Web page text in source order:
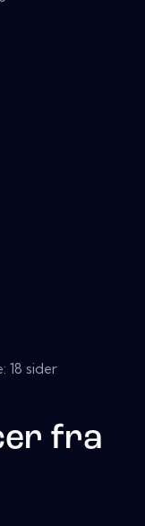
18 sider
fra